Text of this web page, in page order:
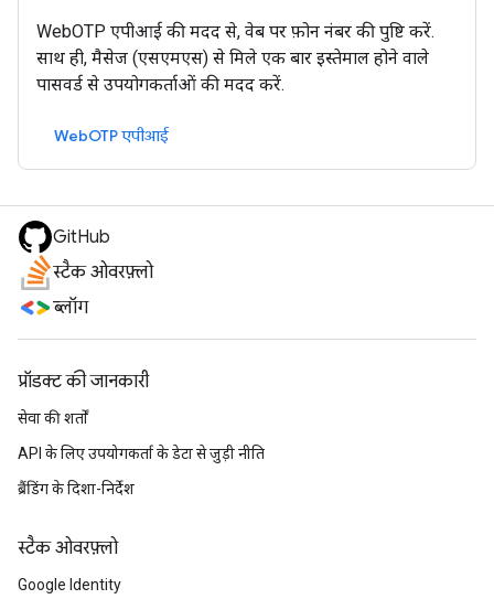
WebOTP एपीआई की मदद से, वेब पर फ़ोन नंबर की पुष्टि करें.
साथ ही, मैसेज (एसएमएस) से मिले एक बार इस्तेमाल होने वाले
पासवर्ड से उपयोगकर्ताओं की मदद करें.
WebOTP एपीआई
GitHub
स्टैक ओवरफ़्लो
ब्लॉग
प्रॉडक्ट की जानकारी
सेवा की शर्तों
API के लिए उपयोगकर्ता के डेटा से जुड़ी नीति
ब्रैंडिंग के दिशा-निर्देश
स्टैक ओवरफ़्लो
Google Identity